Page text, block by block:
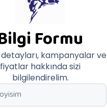
Formu
kampanyalar ve
fiyatlar hakkında sizi
bilgilendirelim.